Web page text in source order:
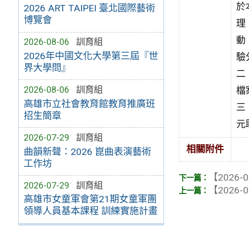
2026 ART TAIPEI 臺北國際藝術
博覽會
2026-08-06 訓育組
2026年中國文化大學第三屆『世
界大學問』
2026-08-06 訓育組
高雄市立社會教育館教育推廣班
招生簡章
2026-07-29 訓育組
曲韻新聲：2026 崑曲表演藝術
工作坊
2026-07-29 訓育組
高雄市女童軍會第21期女童軍團
領導人員基本課程 訓練實施計畫
於
理
動
驗
二
檔
三
元
相關附件
【2026-
【2026-